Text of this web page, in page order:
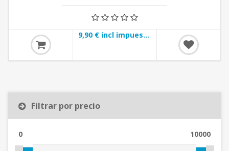
9,90 € incl impuestos
Filtrar por precio
0 10000